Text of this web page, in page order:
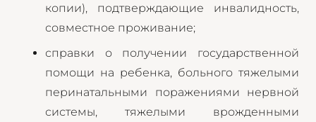
копии), подтверждающие инвалидность,
совместное проживание;
справки о получении государственной
помощи на ребенка, больного тяжелыми
перинатальными поражениями нервной
системы, тяжелыми врожденными